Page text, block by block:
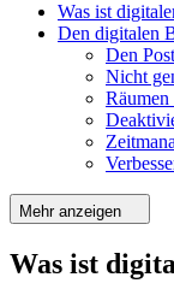
Was ist
Den digitalen
Den
Nicht
Mehr anzeigen
Was ist